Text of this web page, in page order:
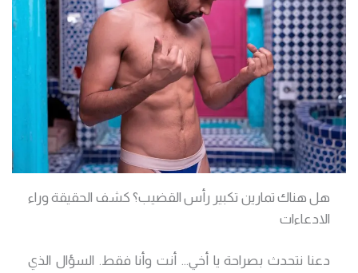
هل هناك تمارين تكبير رأس القضيب؟ كشف الحقيقة وراء
الادعاءات
دعنا نتحدث بصراحة يا أخي… أنت وأنا فقط. السؤال الذي